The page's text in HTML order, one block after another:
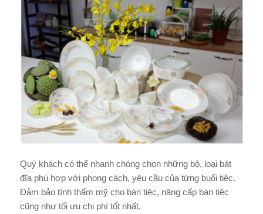
Quý khách có thể nhanh chóng chọn những bộ, loại bát
đĩa phù hợp với phong cách, yêu cầu của từng buổi tiệc.
Đảm bảo tính thẩm mỹ cho bàn tiệc, nâng cấp bàn tiệc
cũng như tối ưu chi phí tốt nhất.